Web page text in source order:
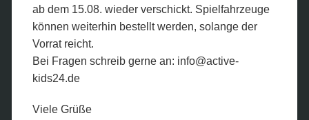
Wir versenden mit
ab dem 15.08. wieder verschickt. Spielfahrzeuge
können weiterhin bestellt werden, solange der
Vorrat reicht.
Bei Fragen schreib gerne an: info@active-
kids24.de
Viele Grüße